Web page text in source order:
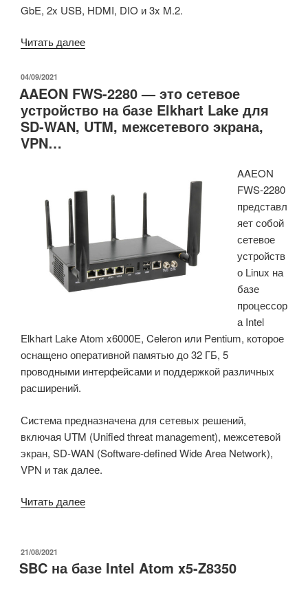
GbE, 2x USB, HDMI, DIO и 3x M.2.
Читать далее«Компактная
Lake
с
NPU
ОПУБЛИКОВАНО
04/09/2021
AAEON FWS-2280 — это сетевое
устройство на базе Elkhart Lake для
SD-WAN, UTM, межсетевого экрана,
VPN…
AAEON
FWS-2280
представл
яет собой
сетевое
устройств
о Linux на
базе
процессор
а Intel
Elkhart Lake Atom x6000E, Celeron или Pentium, которое
оснащено оперативной памятью до 32 ГБ, 5
проводными интерфейсами и поддержкой различных
расширений.
Система предназначена для сетевых решений,
включая UTM (Unified threat management), межсетевой
экран, SD-WAN (Software-defined Wide Area Network),
VPN и так далее.
Читать далее«AAEON
это
ОПУБЛИКОВАНО
21/08/2021
SBC на базе Intel Atom x5-Z8350